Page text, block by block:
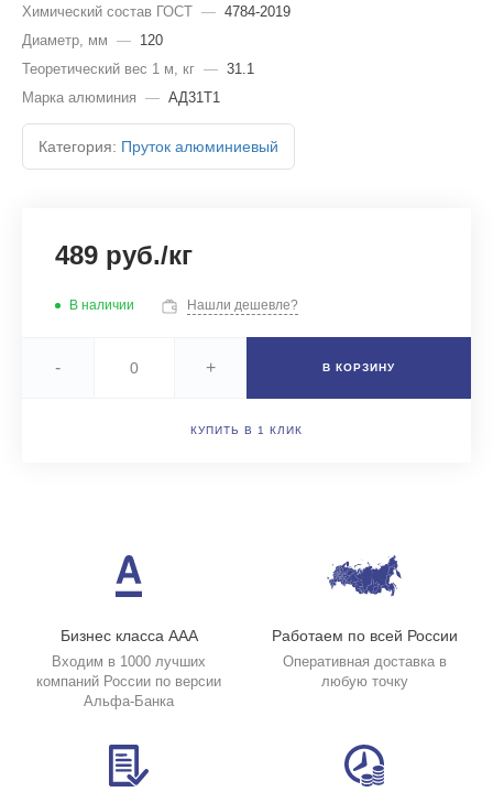
Химический состав ГОСТ — 4784-2019
Диаметр, мм — 120
Теоретический вес 1 м, кг — 31.1
Марка алюминия — АД31Т1
Категория: Пруток алюминиевый
489 руб./кг
В наличии Нашли дешевле?
- + В КОРЗИНУ
КУПИТЬ В 1 КЛИК
Бизнес класса ААА
Входим в 1000 лучших
компаний России по версии
Альфа-Банка
Работаем по всей России
Оперативная доставка в
любую точку